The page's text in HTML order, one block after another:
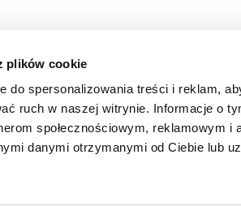
plików cookie
do spersonalizowania treści i reklam,
ruch w naszej witrynie. Informacje o
społecznościowym, reklamowym i
danymi otrzymanymi od Ciebie lub
Mapa serwisu
Kanały RSS
Porady